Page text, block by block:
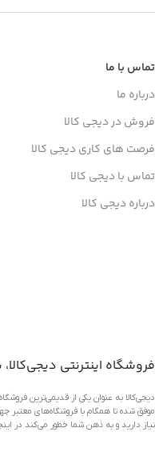
تماس با ما
درباره ما
فروش در دیجی کالا
فرصت های کاری دیجی کالا
تماس با دیجی کالا
درباره دیجی کالا
فروشگاه اینترنتی
موفق شده تا همگام با فروشگاه‌های معتبر
نیاز دارید و به ذهن شما خطور می‌کند در